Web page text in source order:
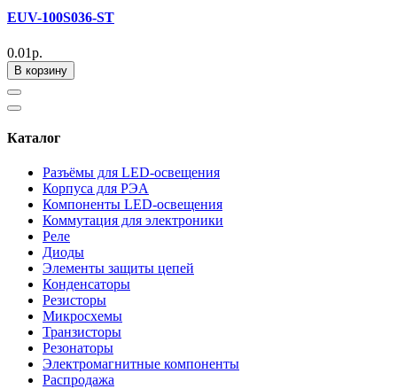
EUV-100S036-ST
0.01р.
В корзину
Каталог
Разъёмы для LED-освещения
Корпуса для РЭА
Компоненты LED-освещения
Коммутация для электроники
Реле
Диоды
Элементы защиты цепей
Конденсаторы
Резисторы
Микросхемы
Транзисторы
Резонаторы
Электромагнитные компоненты
Распродажа